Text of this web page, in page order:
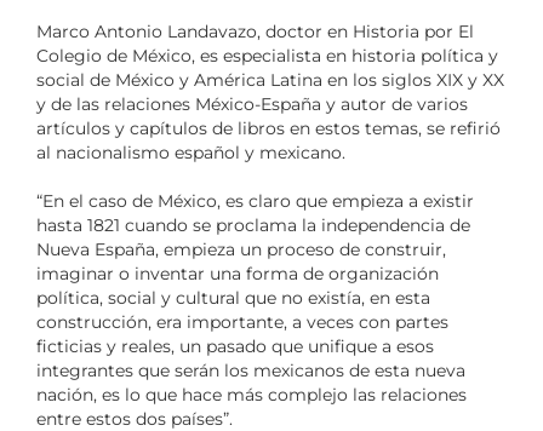
Marco Antonio Landavazo, doctor en Historia por El
Colegio de México, es especialista en historia política y
social de México y América Latina en los siglos XIX y XX
y de las relaciones México-España y autor de varios
artículos y capítulos de libros en estos temas, se refirió
al nacionalismo español y mexicano.
“En el caso de México, es claro que empieza a existir
hasta 1821 cuando se proclama la independencia de
Nueva España, empieza un proceso de construir,
imaginar o inventar una forma de organización
política, social y cultural que no existía, en esta
construcción, era importante, a veces con partes
ficticias y reales, un pasado que unifique a esos
integrantes que serán los mexicanos de esta nueva
nación, es lo que hace más complejo las relaciones
entre estos dos países”.